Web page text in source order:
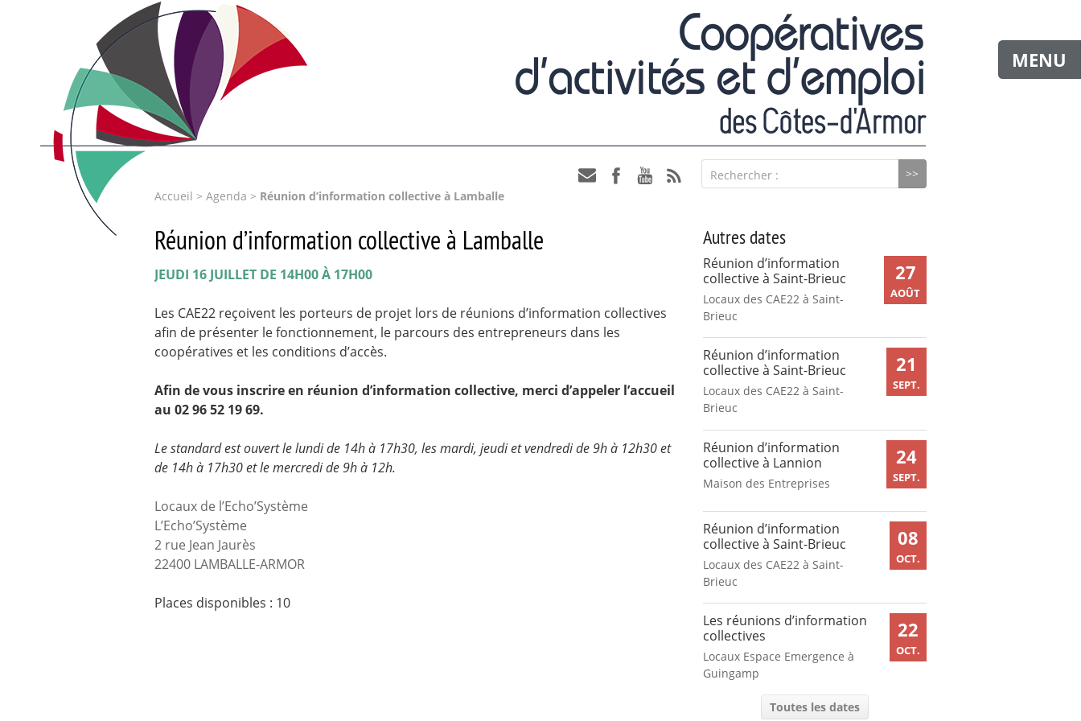
Rechercher :
MENU
Accueil > Agenda > Réunion d’information collective à Lamballe
Réunion d’information collective à Lamballe
JEUDI 16 JUILLET DE 14H00 À 17H00
Les CAE22 reçoivent les porteurs de projet lors de réunions d’information collectives
afin de présenter le fonctionnement, le parcours des entrepreneurs dans les
coopératives et les conditions d’accès.
Afin de vous inscrire en réunion d’information collective, merci d’appeler l’accueil
au 02 96 52 19 69.
Le standard est ouvert le lundi de 14h à 17h30, les mardi, jeudi et vendredi de 9h à 12h30 et
de 14h à 17h30 et le mercredi de 9h à 12h.
Locaux de l’Echo’Système
L’Echo’Système
2 rue Jean Jaurès
22400 LAMBALLE-ARMOR
Places disponibles : 10
Autres dates
27
AOÛT
Réunion d’information
collective à Saint-Brieuc
Locaux des CAE22 à Saint-
Brieuc
21
SEPT.
Réunion d’information
collective à Saint-Brieuc
Locaux des CAE22 à Saint-
Brieuc
24
SEPT.
Réunion d’information
collective à Lannion
Maison des Entreprises
08
OCT.
Réunion d’information
collective à Saint-Brieuc
Locaux des CAE22 à Saint-
Brieuc
22
OCT.
Les réunions d’information
collectives
Locaux Espace Emergence à
Guingamp
Toutes les dates